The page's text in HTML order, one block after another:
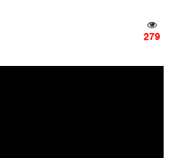
279